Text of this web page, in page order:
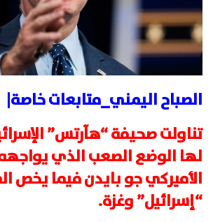
الصباح اليمني_متابعات خاصة|
تناولت صحيفة “هآرتس”
لها الوضع الصعب الذي
الأميركي جو بايدن فيما يخص
“إسرائيل” وغزة.